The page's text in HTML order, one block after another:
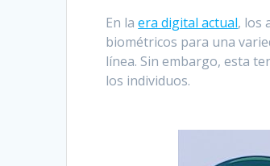
En laera digital actual, los
biométricos para una
línea. Sin embargo, esta
los individuos.